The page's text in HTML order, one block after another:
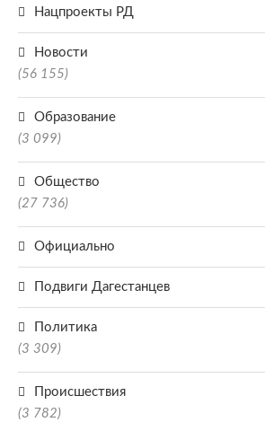
Нацпроекты РД
Новости
(56 155)
Образование
(3 099)
Общество
(27 736)
Официально
Подвиги Дагестанцев
Политика
(3 309)
Происшествия
(3 782)